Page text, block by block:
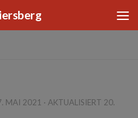
MAI 2021 · AKTUALISIERT 20.